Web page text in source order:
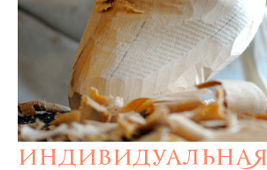
Индивидуальная